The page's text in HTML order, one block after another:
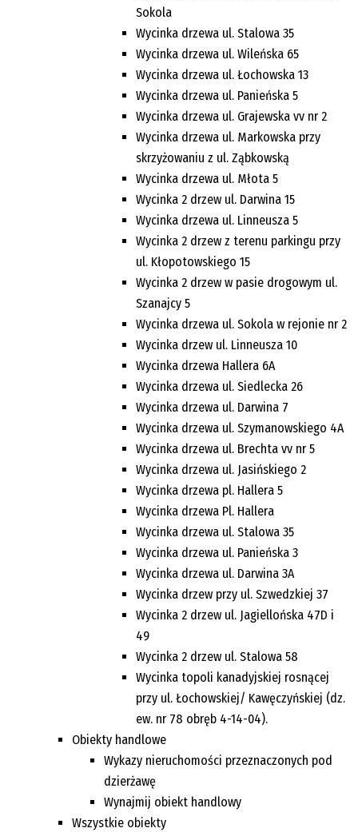
Sokola
Wycinka drzewa ul. Stalowa 35
Wycinka drzewa ul. Wileńska 65
Wycinka drzewa ul. Łochowska 13
Wycinka drzewa ul. Panieńska 5
Wycinka drzewa ul. Grajewska vv nr 2
Wycinka drzewa ul. Markowska przy
skrzyżowaniu z ul. Ząbkowską
Wycinka drzewa ul. Młota 5
Wycinka 2 drzew ul. Darwina 15
Wycinka drzewa ul. Linneusza 5
Wycinka 2 drzew z terenu parkingu przy
ul. Kłopotowskiego 15
Wycinka 2 drzew w pasie drogowym ul.
Szanajcy 5
Wycinka drzewa ul. Sokola w rejonie nr 2
Wycinka drzew ul. Linneusza 10
Wycinka drzewa Hallera 6A
Wycinka drzewa ul. Siedlecka 26
Wycinka drzewa ul. Darwina 7
Wycinka drzewa ul. Szymanowskiego 4A
Wycinka drzewa ul. Brechta vv nr 5
Wycinka drzewa ul. Jasińskiego 2
Wycinka drzewa pl. Hallera 5
Wycinka drzewa Pl. Hallera
Wycinka drzewa ul. Stalowa 35
Wycinka drzewa ul. Panieńska 3
Wycinka drzewa ul. Darwina 3A
Wycinka drzew przy ul. Szwedzkiej 37
Wycinka 2 drzew ul. Jagiellońska 47D i
49
Wycinka 2 drzew ul. Stalowa 58
Wycinka topoli kanadyjskiej rosnącej
przy ul. Łochowskiej/ Kawęczyńskiej (dz.
ew. nr 78 obręb 4-14-04).
Obiekty handlowe
Wykazy nieruchomości przeznaczonych pod
dzierżawę
Wynajmij obiekt handlowy
Wszystkie obiekty